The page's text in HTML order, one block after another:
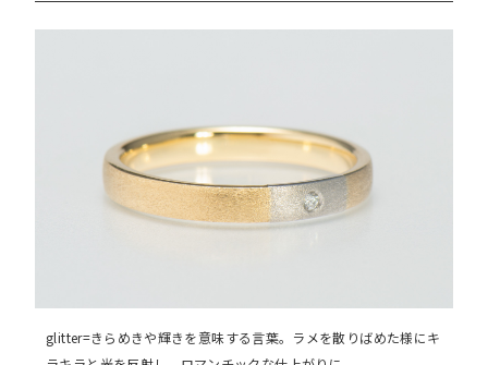
glitter=きらめきや輝きを意味する言葉。ラメを散りばめた様にキ